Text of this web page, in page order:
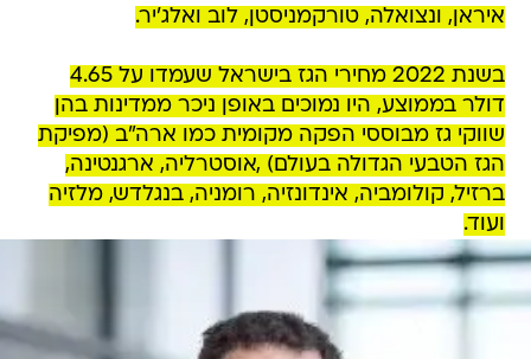
איראן, ונצואלה, טורקמניסטן, לוב ואלג'יר.
בשנת 2022 מחירי הגז בישראל שעמדו על 4.65
דולר בממוצע, היו נמוכים באופן ניכר ממדינות בהן
שווקי גז מבוססי הפקה מקומית כמו ארה"ב (מפיקת
הגז הטבעי הגדולה בעולם) ,אוסטרליה, ארגנטינה,
ברזיל, קולומביה, אינדונזיה, רומניה, בנגלדש, מלזיה
ועוד.